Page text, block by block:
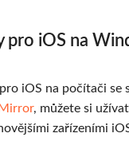
pro iOS na
iOS na počítači se
, můžete si
zařízeními